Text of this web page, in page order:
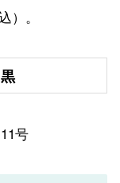
。
号